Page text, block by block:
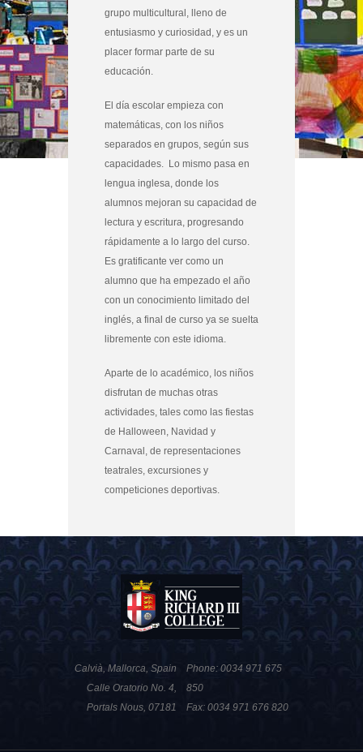
grupo multicultural, lleno de
entusiasmo y curiosidad, y es un
placer formar parte de su
educación.
El día escolar empieza con
matemáticas, con los niños
separados en grupos, según sus
capacidades. Lo mismo pasa en
lengua inglesa, donde los
alumnos mejoran su capacidad de
lectura y escritura, progresando
rápidamente a lo largo del curso.
Es gratificante ver como un
alumno que ha empezado el año
con un conocimiento limitado del
inglés, a final de curso ya se suelta
libremente con este idioma.
Aparte de lo académico, los niños
disfrutan de muchas otras
actividades, tales como las fiestas
de Halloween, Navidad y
Carnaval, de representaciones
teatrales, excursiones y
competiciones deportivas.
Phone: 0034 971 675
850
Fax: 0034 971 676 820
Calvià, Mallorca, Spain
Calle Oratorio No. 4,
Portals Nous, 07181